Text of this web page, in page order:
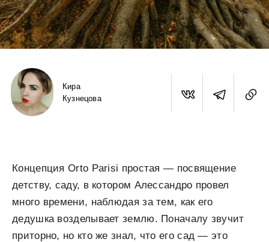
Кира
Кузнецова
Концепция Orto Parisi простая — посвящение
детству, саду, в котором Алессандро провел
много времени, наблюдая за тем, как его
дедушка возделывает землю. Поначалу звучит
приторно, но кто же знал, что его сад — это